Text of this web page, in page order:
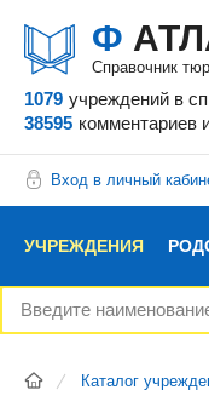
Ф
Справочник
1079 учреждений в
38595 комментариев
Вход в личный
УЧРЕЖДЕНИЯ
НОВОСТИ БЛОГ
Каталог